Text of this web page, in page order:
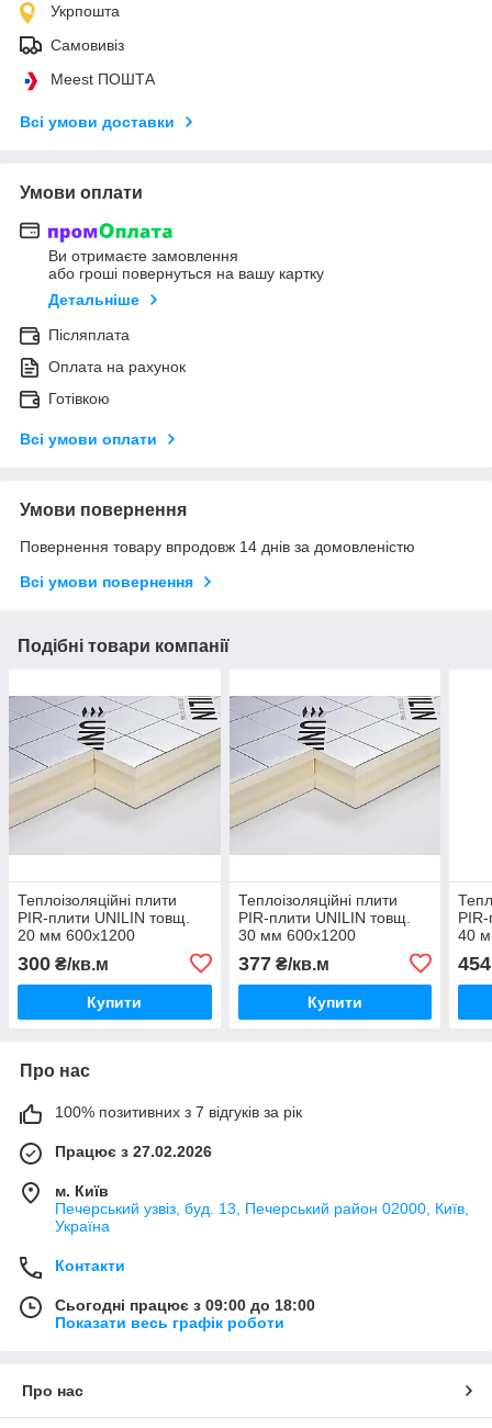
Укрпошта
Самовивіз
Meest ПОШТА
Всі умови доставки
Умови оплати
Ви отримаєте замовлення
або гроші повернуться на вашу картку
Детальніше
Післяплата
Оплата на рахунок
Готівкою
Всі умови оплати
Умови повернення
Повернення товару впродовж 14 днів за домовленістю
Всі умови повернення
Подібні товари компанії
Теплоізоляційні плити
PIR-плити UNILIN товщ.
20 мм 600х1200
300 ₴/кв.м
Купити
Теплоізоляційні плити
PIR-плити UNILIN товщ.
30 мм 600х1200
377₴/кв.м
Купити
40
454
Про нас
100% позитивних з 7 відгуків за рік
Працює з 27.02.2026
м. Київ
Печерський узвіз, буд. 13, Печерський район 02000, Київ,
Україна
Контакти
Сьогодні працює з 09:00 до 18:00
Показати весь графік роботи
Про нас